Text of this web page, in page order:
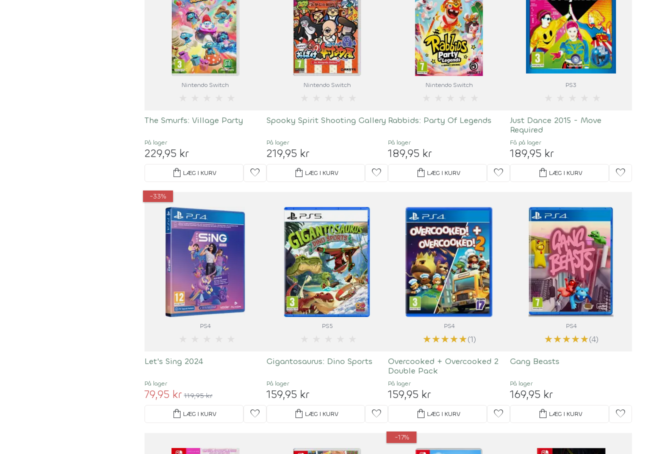
Nintendo Switch
The Smurfs: Village Party
På lager
229,95 kr
shopping_bag LÆG I KURV favorite
Nintendo Switch
Spooky Spirit Shooting Gallery
På lager
219,95 kr
shopping_bag LÆG I KURV favorite
Nintendo Switch
Rabbids: Party Of Legends
På lager
189,95 kr
shopping_bag LÆG I KURV favorite
PS3
Just Dance 2015 - Move
Required
Få på lager
189,95 kr
shopping_bag LÆG I KURV favorite
-33%
PS4
Let's Sing 2024
På lager
79,95 kr 119,95 kr
shopping_bag LÆG I KURV favorite
PS5
Gigantosaurus: Dino Sports
På lager
159,95 kr
shopping_bag LÆG I KURV favorite
PS4
★★★★★(1)
Overcooked + Overcooked 2
Double Pack
På lager
159,95 kr
shopping_bag LÆG I KURV favorite
PS4
★★★★★(4)
Gang Beasts
På lager
169,95 kr
shopping_bag LÆG I KURV favorite
-17%